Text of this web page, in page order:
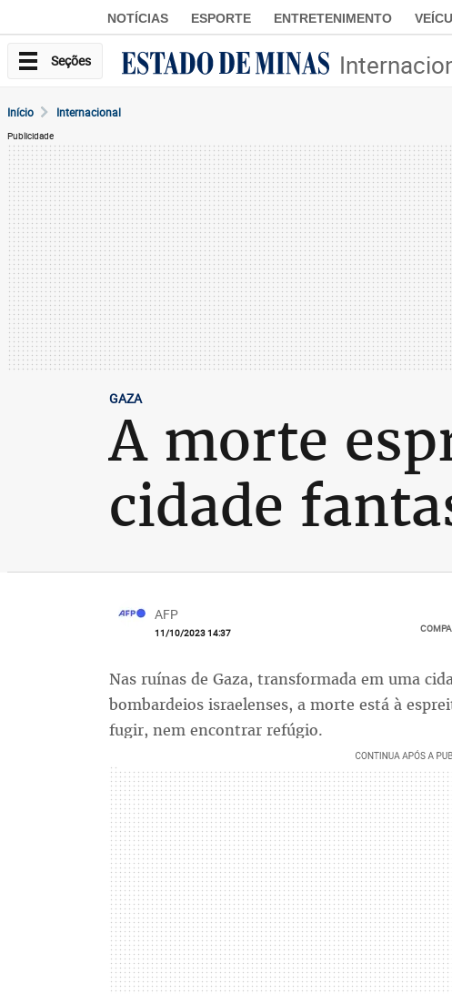
NOTÍCIAS ESPORTE ENTRETENIMENTO
Seções
Início Internacional
Publicidade
GAZA
A morte
cidade
AFP
11/10/2023 14:37
Nas ruínas de Gaza, transformada em uma
bombardeios israelenses, a morte está à
fugir, nem encontrar refúgio.